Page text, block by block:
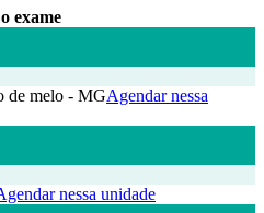
exame
de melo - MGAgendar nessa
nessa unidade